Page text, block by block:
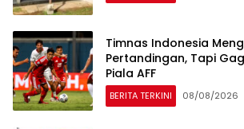
Timnas Indonesia
Pertandingan, Tapi
Piala AFF
BERITA TERKINI 08/08/2026